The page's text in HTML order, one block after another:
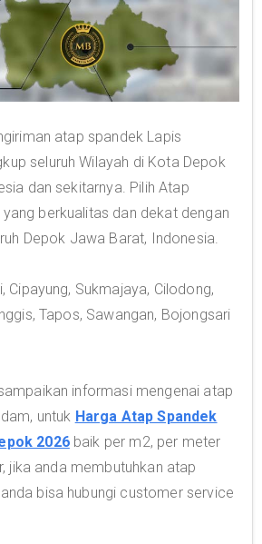
atap spandek Lapis
seluruh Wilayah di Kota Depok
dan sekitarnya. Pilih Atap
berkualitas dan dekat dengan
Depok Jawa Barat, Indonesia.
Cipayung, Sukmajaya, Cilodong,
Tapos, Sawangan, Bojongsari
informasi mengenai atap
untuk Harga Atap Spandek
2026baik per m2, per meter
jika anda membutuhkan atap
bisa hubungi customer service